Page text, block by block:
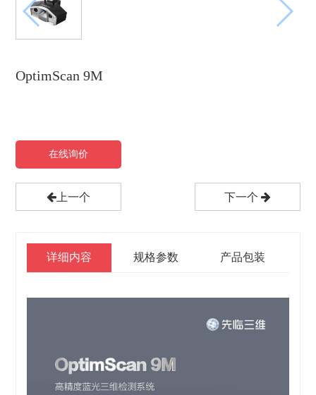
OptimScan 9M
在线询价
上一个 下一个
详细内容 规格参数 产品包装